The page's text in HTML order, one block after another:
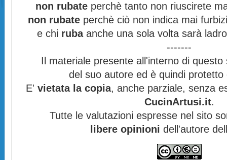
non rubate perchè tanto non riuscirete
non rubate perchè ciò non indica mai
e chi rubaanche una sola volta sarà
-------
Il materiale presente all'interno di
del suo autore ed è quindi
E' vietata la copia, anche parziale, senza
CucinArtusi.it.
Tutte le valutazioni espresse nel sito
libere opinioni dell'autore